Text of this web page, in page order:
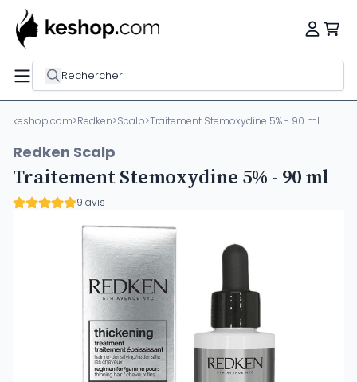
Rechercher
keshop.com>Redken>Scalp>Traitement Stemoxydine 5% - 90 ml
Redken Scalp
Traitement Stemoxydine 5% - 90 ml
9 avis